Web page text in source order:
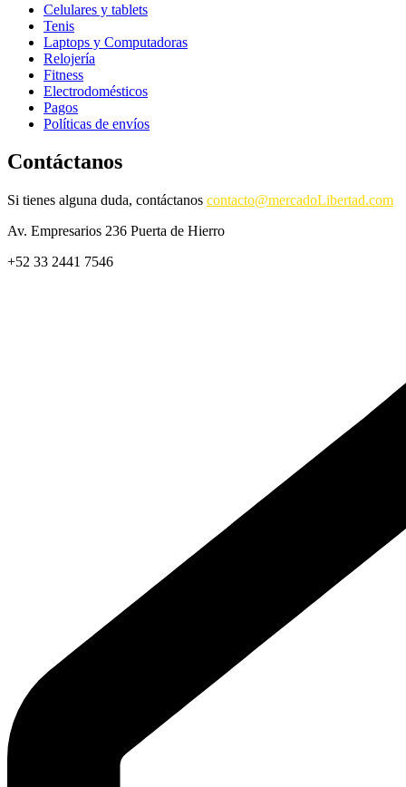
Celulares y tablets
Tenis
Laptops y Computadoras
Relojería
Fitness
Electrodomésticos
Pagos
Políticas de envíos
Contáctanos
Si tienes alguna duda, contáctanos contacto@mercadoLibertad.com
Av. Empresarios 236 Puerta de Hierro
+52 33 2441 7546